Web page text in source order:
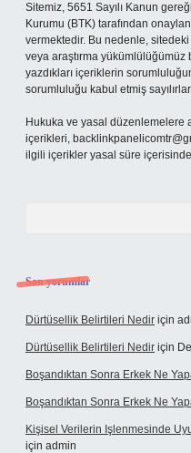
Sitemiz, 5651 Sayılı Kanun
Kurumu (BTK) tarafından
vermektedir. Bu nedenle,
veya araştırma yükümlülüğümüz
yazdıkları içeriklerin
sorumluluğu kabul etmiş
Hukuka ve yasal düzenlemelere
içerikleri,
ilgili içerikler yasal süre içerisinde
Son yorumlar
Dürtüsellik Belirtileri Nedir için
Dürtüsellik Belirtileri Nedir için
Boşandıktan Sonra Erkek Ne
Boşandıktan Sonra Erkek Ne
Kişisel Verilerin Işlenmesinde
için admin